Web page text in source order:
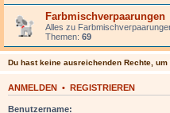
Farbmischverpaarungen
Alles zu
Themen: 69
Du hast keine ausreichenden Rechte,
ANMELDEN • REGISTRIEREN
Benutzername: